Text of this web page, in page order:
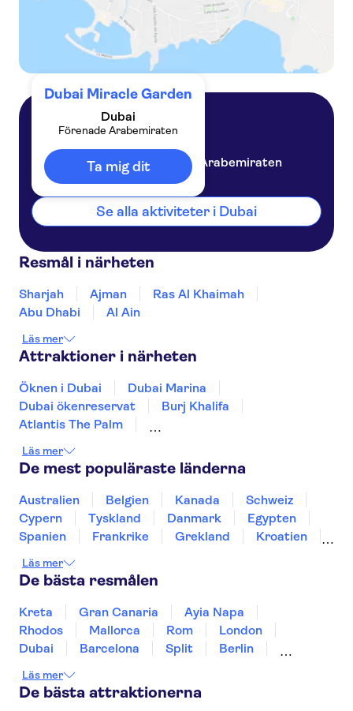
Dubai Miracle Garden
Dubai
Förenade Arabemiraten
Ta mig ditFörenade Arabemiraten
Se alla aktiviteter i Dubai
Resmål i närheten
Sharjah Ajman
Ras Al Khaimah
Abu Dhabi
Al Ain
Läs mer
Attraktioner i närheten
Öknen i Dubai
Dubai Marina
Dubai ökenreservat
Burj Khalifa
Atlantis The Palm
Sheikh Zayed Grand Mosque
Dubaiviken
Louvren Abu Dhabi
Aquaventure vattenpark
The Palm Jumeirah
Museum of the Future
Sky Views Dubai
Ain Dubai
Läs mer
De mest populäraste länderna
Australien Belgien Kanada
Schweiz
Cypern
Tyskland Danmark
Egypten
Spanien
Frankrike Grekland
Kroatien
Sverige
Thailand
Läs mer
De bästa resmålen
Kreta Gran Canaria
Ayia Napa
Rhodos
Mallorca Rom
London
Dubai
Barcelona Split
Berlin
Gdansk
Oslo Helsingfors
Helsingborg
Läs mer
De bästa attraktionerna